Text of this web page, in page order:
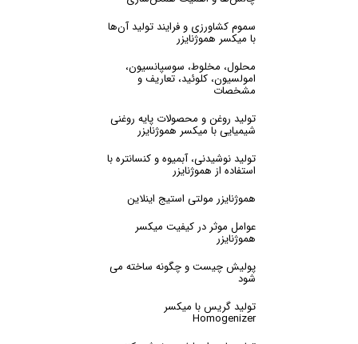
سموم کشاورزی و فرایند تولید آن‌ها
با میکسر هموژنایزر
محلول، مخلوط، سوسپانسیون،
امولسیون، کلوئید، تعاریف و
مشخصات
تولید روغن و محصولات پایه روغنی
شیمیایی با میکسر هموژنایزر
تولید نوشیدنی، آبمیوه و کنسانتره با
استفاده از هموژنایزر
هموژنایزر مولتی استیج اینلاین
عوامل موثر در کیفیت میکسر
هموژنایزر
پولیش چیست و چگونه ساخته می
شود
تولید گریس با میکسر
Homogenizer